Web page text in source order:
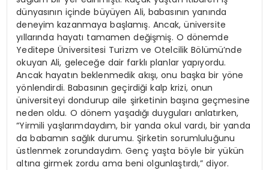
dünyasının içinde büyüyen Ali, babasının yanında
deneyim kazanmaya başlamış. Ancak, üniversite
yıllarında hayatı tamamen değişmiş. O dönemde
Yeditepe Üniversitesi Turizm ve Otelcilik Bölümü’nde
okuyan Ali, geleceğe dair farklı planlar yapıyordu.
Ancak hayatın beklenmedik akışı, onu başka bir yöne
yönlendirdi. Babasının geçirdiği kalp krizi, onun
üniversiteyi dondurup aile şirketinin başına geçmesine
neden oldu. O dönem yaşadığı duyguları anlatırken,
“Yirmili yaşlarımdaydım, bir yanda okul vardı, bir yanda
da babamın sağlık durumu. Şirketin sorumluluğunu
üstlenmek zorundaydım. Genç yaşta böyle bir yükün
altına girmek zordu ama beni olgunlaştırdı,” diyor.